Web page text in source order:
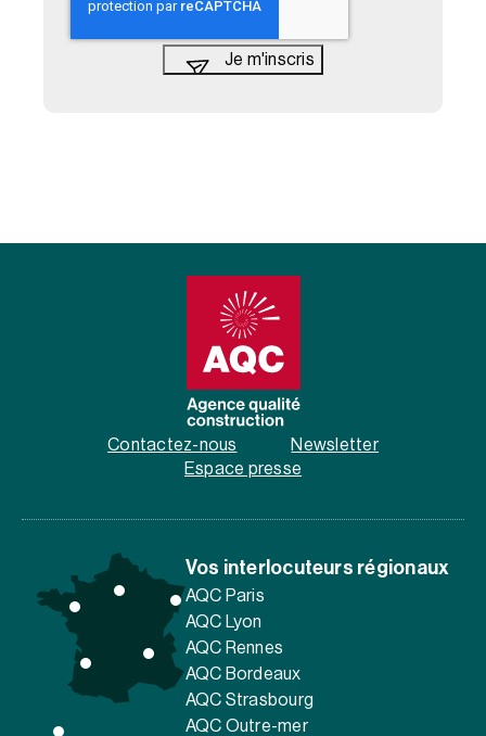
Contactez-nous
Newsletter
Espace presse
Vos interlocuteurs régionaux
AQC Paris
AQC Lyon
AQC Rennes
AQC Bordeaux
AQC Strasbourg
AQC Outre-mer